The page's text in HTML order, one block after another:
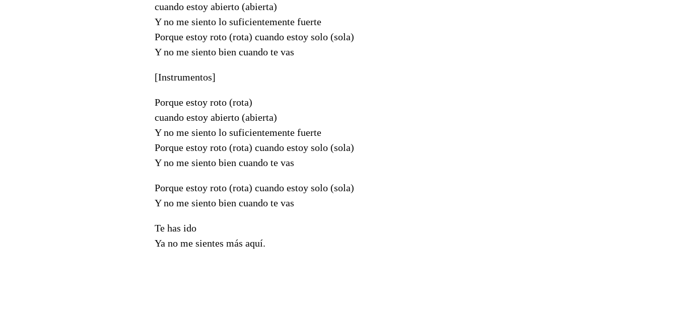
cuando estoy abierto (abierta)
Y no me siento lo suficientemente fuerte
Porque estoy roto (rota) cuando estoy solo (sola)
Y no me siento bien cuando te vas
[Instrumentos]
Porque estoy roto (rota)
cuando estoy abierto (abierta)
Y no me siento lo suficientemente fuerte
Porque estoy roto (rota) cuando estoy solo (sola)
Y no me siento bien cuando te vas
Porque estoy roto (rota) cuando estoy solo (sola)
Y no me siento bien cuando te vas
Te has ido
Ya no me sientes más aquí.